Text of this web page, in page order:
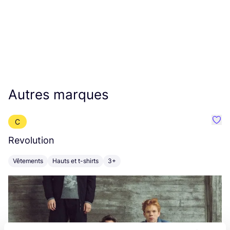
Autres marques
C
Revolution
Vêtements Hauts et t-shirts 3+